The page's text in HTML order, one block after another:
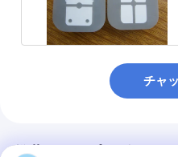
チャ
推薦されたプロダクト